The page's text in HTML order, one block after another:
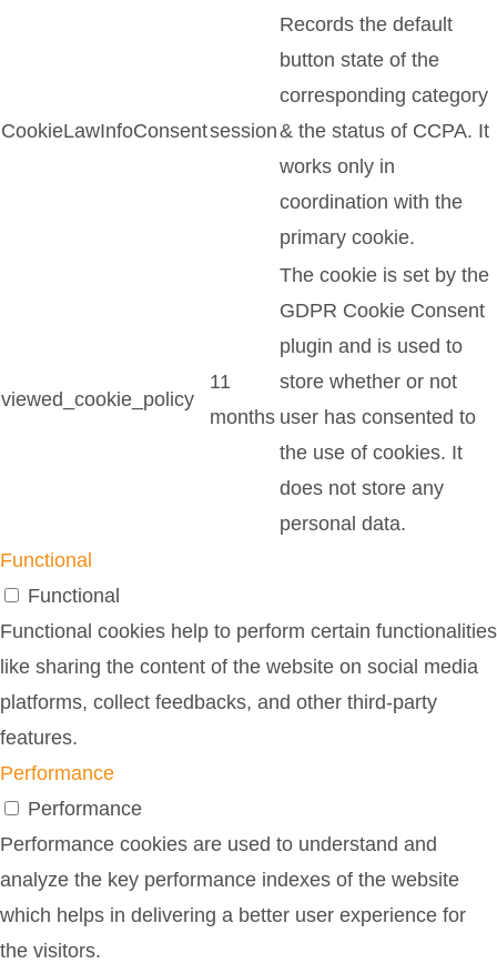
CookieLawInfoConsentsession
Records the default
button state of the
corresponding category
& the status of CCPA. It
works only in
coordination with the
primary cookie.
viewed_cookie_policy
11
months
The cookie is set by the
GDPR Cookie Consent
plugin and is used to
store whether or not
user has consented to
the use of cookies. It
does not store any
personal data.
Functional
Functional
Functional cookies help to perform certain functionalities
like sharing the content of the website on social media
platforms, collect feedbacks, and other third-party
features.
Performance
Performance
Performance cookies are used to understand and
analyze the key performance indexes of the website
which helps in delivering a better user experience for
the visitors.